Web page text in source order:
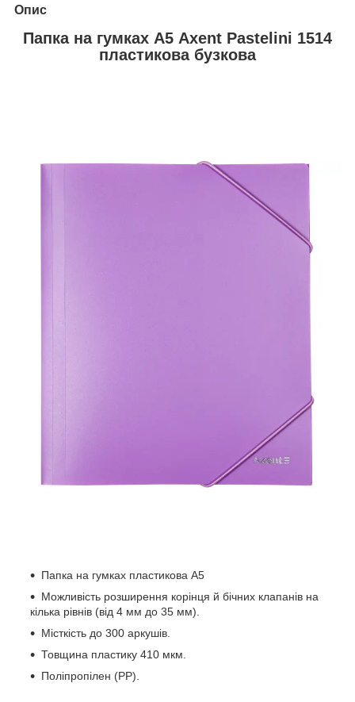
Опис
Папка на гумках А5 Axent Pastelini 1514
пластикова бузкова
Папка на гумках пластикова А5
Можливість розширення корінця й бічних клапанів на
кілька рівнів (від 4 мм до 35 мм).
Місткість до 300 аркушів.
Товщина пластику 410 мкм.
Поліпропілен (РР).